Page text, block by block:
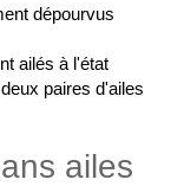
dépourvus
ailés à l'état
paires d'ailes
ailes